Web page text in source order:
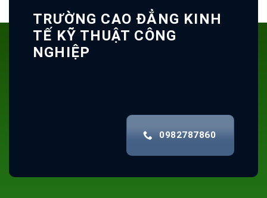
TRƯỜNG CAO ĐẲNG KINH
TẾ KỸ THUẬT CÔNG
NGHIỆP
0982787860